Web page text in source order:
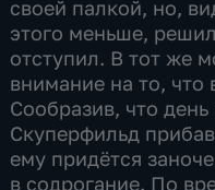
своей палкой, но,
этого меньше,
отступил. В тот же
внимание на то, что
Сообразив, что
Скуперфильд
ему придётся
в содрогание. По